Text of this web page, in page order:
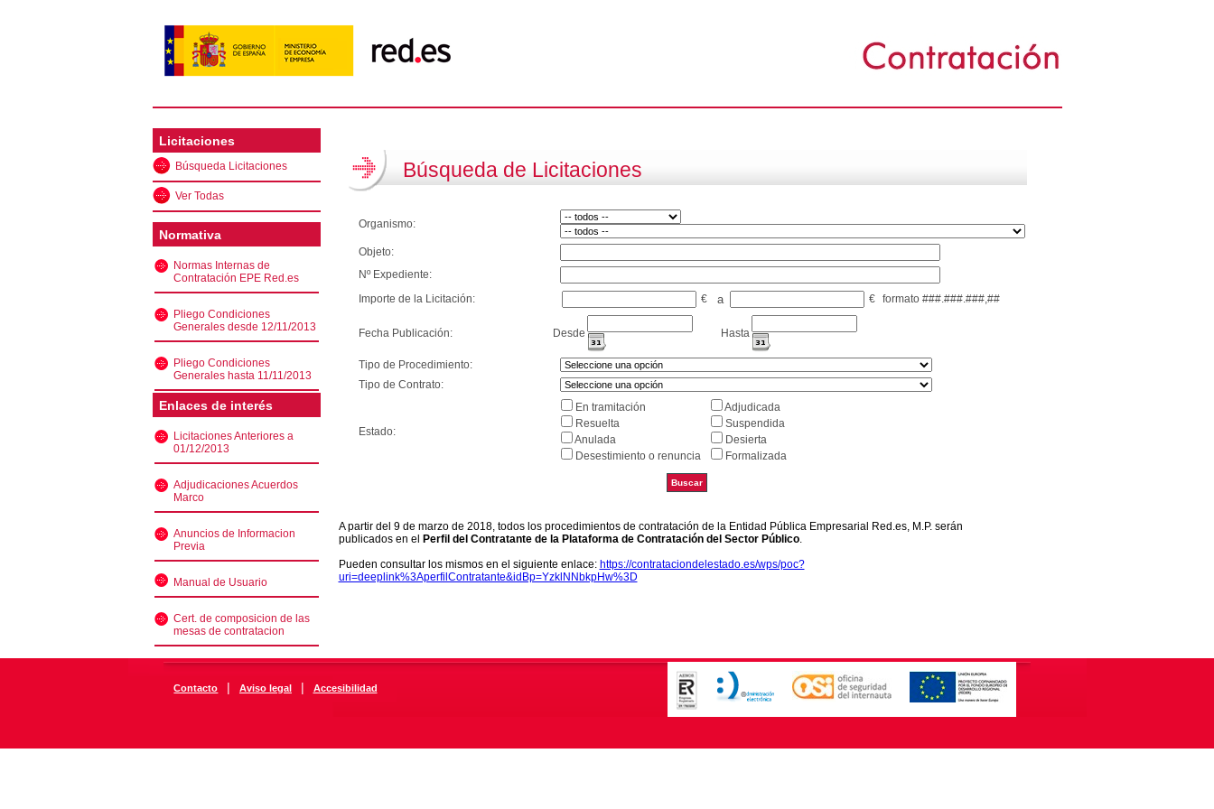
Licitaciones
Búsqueda Licitaciones
Ver Todas
Normativa
Normas Internas de
Contratación EPE Red.es
Pliego Condiciones
Generales desde 12/11/2013
Pliego Condiciones
Generales hasta 11/11/2013
Enlaces de interés
Licitaciones Anteriores a
01/12/2013
Adjudicaciones Acuerdos
Marco
Anuncios de Informacion
Previa
Manual de Usuario
Cert. de composicion de las
mesas de contratacion
Búsqueda de Licitaciones
Organismo:
Objeto:
Nº Expediente:
Importe de la Licitación:
€ a € formato ###.###.###,##
Fecha Publicación: Desde Hasta
Tipo de Procedimiento:
Tipo de Contrato:
Estado:
En tramitación
Adjudicada
Resuelta
Suspendida
Anulada
Desierta
Desestimiento o renuncia
Formalizada
A partir del 9 de marzo de 2018, todos los procedimientos de contratación de la Entidad Pública Empresarial Red.es, M.P. serán
publicados en el
Perfil del Contratante de la Plataforma de Contratación del Sector Público.
Pueden consultar los mismos en el siguiente enlace: https://contrataciondelestado.es/wps/poc?
uri=deeplink%3AperfilContratante&idBp=YzklNNbkpHw%3D
Contacto | Aviso legal | Accesibilidad